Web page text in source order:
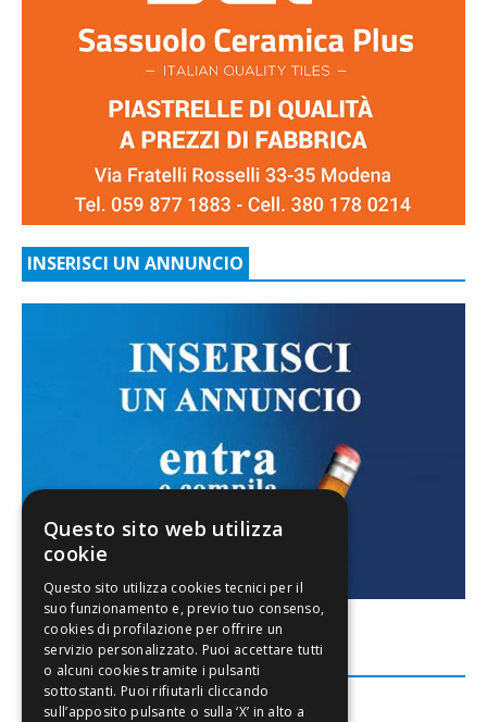
INSERISCI UN ANNUNCIO
FACEBOOK
Questo sito web utilizza
cookie